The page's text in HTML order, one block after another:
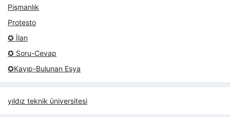
Pişmanlık
Protesto
✪ İlan
✪ Soru-Cevap
✪Kayıp-Bulunan Eşya
yıldız teknik üniversitesi